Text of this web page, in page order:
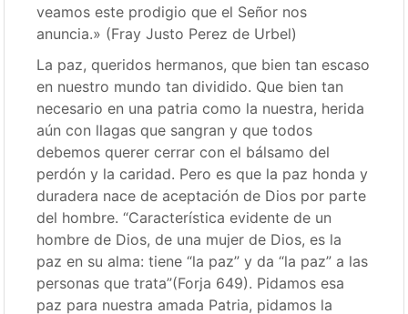
veamos este prodigio que el Señor nos
anuncia.» (Fray Justo Perez de Urbel)
La paz, queridos hermanos, que bien tan escaso
en nuestro mundo tan dividido. Que bien tan
necesario en una patria como la nuestra, herida
aún con llagas que sangran y que todos
debemos querer cerrar con el bálsamo del
perdón y la caridad. Pero es que la paz honda y
duradera nace de aceptación de Dios por parte
del hombre. “Característica evidente de un
hombre de Dios, de una mujer de Dios, es la
paz en su alma: tiene “la paz” y da “la paz” a las
personas que trata”(Forja 649). Pidamos esa
paz para nuestra amada Patria, pidamos la